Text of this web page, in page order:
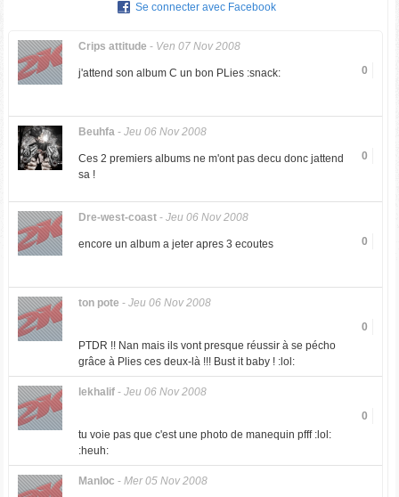
Se connecter avec Facebook
Crips attitude - Ven 07 Nov 2008
0
j'attend son album C un bon PLies :snack:
Beuhfa- Jeu 06 Nov 2008
0
Ces 2 premiers albums ne m'ont pas decu donc jattend
sa !
Dre-west-coast- Jeu 06 Nov 2008
0
encore un album a jeter apres 3 ecoutes
ton pote - Jeu 06 Nov 2008
0
PTDR !! Nan mais ils vont presque réussir à se pécho
grâce à Plies ces deux-là !!! Bust it baby ! :lol:
lekhalif- Jeu 06 Nov 2008
0
tu voie pas que c'est une photo de manequin pfff :lol:
:heuh:
Manloc - Mer 05 Nov 2008